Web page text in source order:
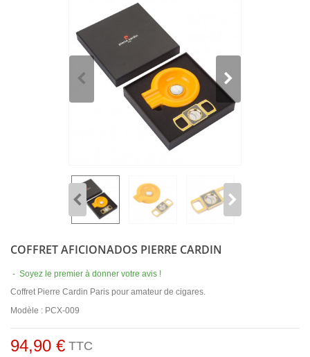
COFFRET AFICIONADOS PIERRE CARDIN
- Soyez le premier à donner votre avis !
Coffret Pierre Cardin Paris pour amateur de cigares.
Modèle : PCX-009
94,90 € TTC